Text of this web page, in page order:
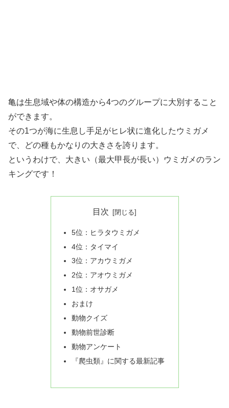
亀は生息域や体の構造から4つのグループに大別すること
ができます。
その1つが海に生息し手足がヒレ状に進化したウミガメ
で、どの種もかなりの大きさを誇ります。
というわけで、大きい（最大甲長が長い）ウミガメのラン
キングです！
目次
5位：ヒラタウミガメ
4位：タイマイ
3位：アカウミガメ
2位：アオウミガメ
1位：オサガメ
おまけ
動物クイズ
動物前世診断
動物アンケート
『爬虫類』に関する最新記事